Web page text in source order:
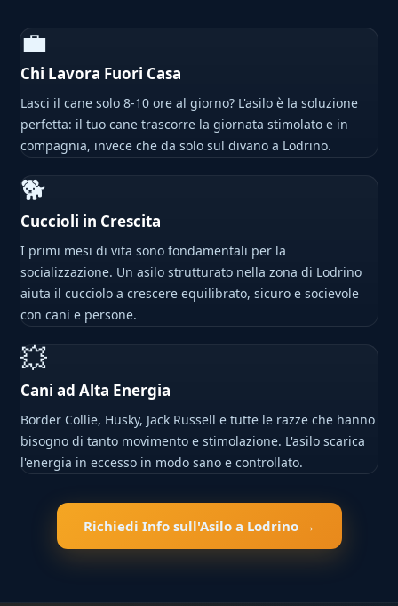
💼
Chi Lavora Fuori Casa
Lasci il cane solo 8-10 ore al giorno? L'asilo è la soluzione
perfetta: il tuo cane trascorre la giornata stimolato e in
compagnia, invece che da solo sul divano a Lodrino.
🐕
Cuccioli in Crescita
I primi mesi di vita sono fondamentali per la
socializzazione. Un asilo strutturato nella zona di Lodrino
aiuta il cucciolo a crescere equilibrato, sicuro e socievole
con cani e persone.
💥
Cani ad Alta Energia
Border Collie, Husky, Jack Russell e tutte le razze che hanno
bisogno di tanto movimento e stimolazione. L'asilo scarica
l'energia in eccesso in modo sano e controllato.
Richiedi Info sull'Asilo a Lodrino →